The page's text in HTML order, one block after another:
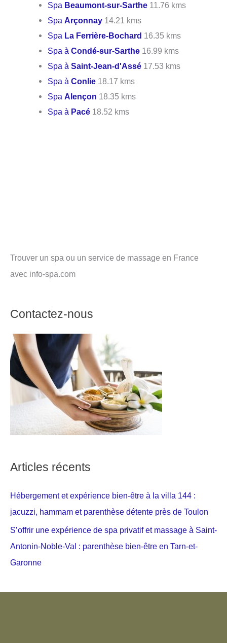
Spa Beaumont-sur-Sarthe 11.76 kms
SpaArçonnay 14.21 kms
Spa La Ferrière-Bochard 16.35 kms
Spa àCondé-sur-Sarthe 16.99 kms
Spa àSaint-Jean-d'Assé 17.53 kms
Spa àConlie 18.17 kms
SpaAlençon 18.35 kms
Spa à Pacé 18.52 kms
Trouver un spa ou un service de massage en France
avec info-spa.com
Contactez-nous
Articles récents
Hébergement et expérience bien-être à la villa 144 :
jacuzzi, hammam et parenthèse détente près de Toulon
S’offrir une expérience de spa privatif et massage à Saint-
Antonin-Noble-Val : parenthèse bien-être en Tarn-et-
Garonne